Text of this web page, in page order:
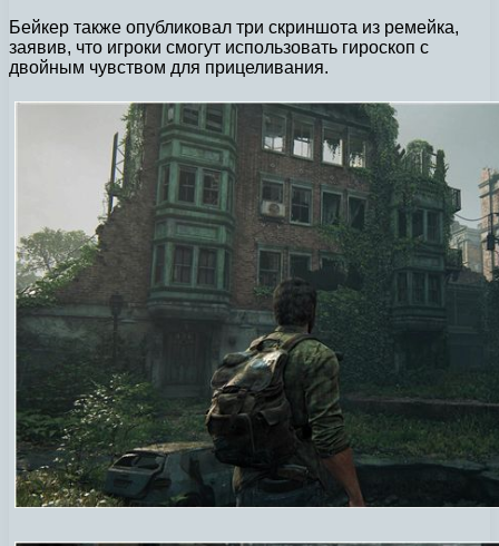
Бейкер также опубликовал три скриншота из ремейка,
заявив, что игроки смогут использовать гироскоп с
двойным чувством для прицеливания.